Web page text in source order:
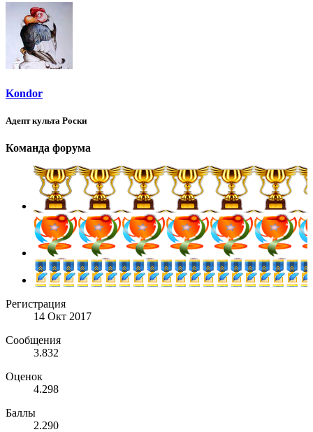
Kondor
Адепт культа Роски
Команда форума
Регистрация
14 Окт 2017
Сообщения
3.832
Оценок
4.298
Баллы
2.290